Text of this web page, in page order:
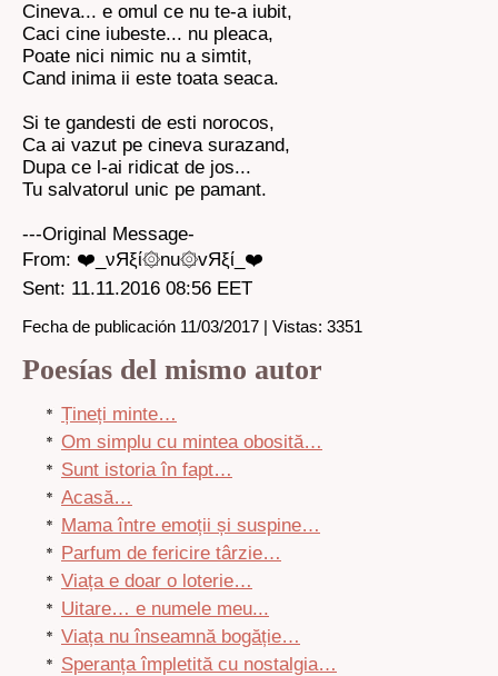
Cineva... e omul ce nu te-a iubit,
Caci cine iubeste... nu pleaca,
Poate nici nimic nu a simtit,
Cand inima ii este toata seaca.
Si te gandesti de esti norocos,
Ca ai vazut pe cineva surazand,
Dupa ce l-ai ridicat de jos...
Tu salvatorul unic pe pamant.
---Original Message-
From: ❤️_νЯξί۞nu۞vЯξί_❤️
Sent: 11.11.2016 08:56 EET
Fecha de publicación 11/03/2017 | Vistas: 3351
Poesías del mismo autor
Țineți minte…
Om simplu cu mintea obosită…
Sunt istoria în fapt…
Acasă…
Mama între emoții și suspine…
Parfum de fericire târzie…
Viața e doar o loterie…
Uitare… e numele meu...
Viața nu înseamnă bogăție…
Speranța împletită cu nostalgia…